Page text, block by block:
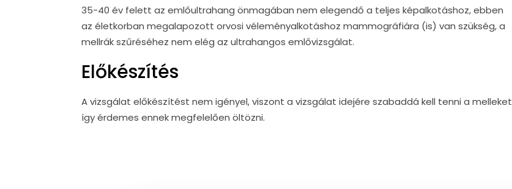
35-40 év felett az emlőultrahang önmagában nem elegendő a teljes képalkotáshoz, ebben
az életkorban megalapozott orvosi véleményalkotáshoz mammográfiára (is) van szükség, a
mellrák szűréséhez nem elég az ultrahangos emlővizsgálat.
Előkészítés
A vizsgálat előkészítést nem igényel, viszont a vizsgálat idejére szabaddá kell tenni a melleket
így érdemes ennek megfelelően öltözni.